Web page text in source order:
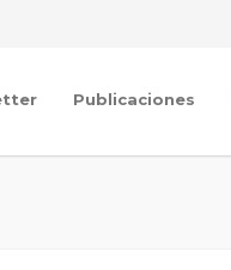
Publicaciones